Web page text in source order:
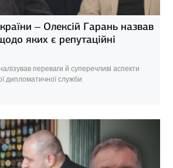
– Олексій Гарань назвав
яких є репутаційні
переваги й суперечливі аспекти
дипломатичної служби